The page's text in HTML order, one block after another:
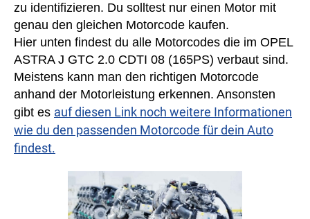
zu identifizieren. Du solltest nur einen Motor mit
genau den gleichen Motorcode kaufen.
Hier unten findest du alle Motorcodes die im OPEL
ASTRA J GTC 2.0 CDTI 08 (165PS) verbaut sind.
Meistens kann man den richtigen Motorcode
anhand der Motorleistung erkennen. Ansonsten
gibt es auf diesen Link noch weitere Informationen
wie du den passenden Motorcode für dein Auto
findest.